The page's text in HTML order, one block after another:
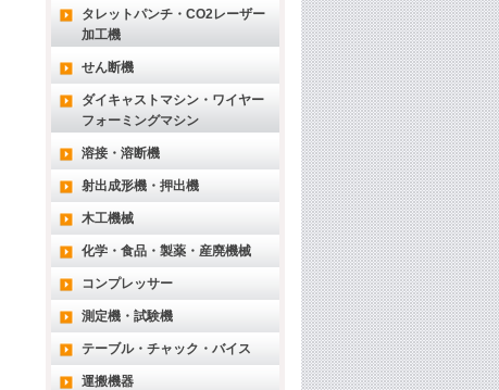
タレットパンチ・CO2レーザー
加工機
せん断機
ダイキャストマシン・ワイヤー
フォーミングマシン
溶接・溶断機
射出成形機・押出機
木工機械
化学・食品・製薬・産廃機械
コンプレッサー
測定機・試験機
テーブル・チャック・バイス
運搬機器